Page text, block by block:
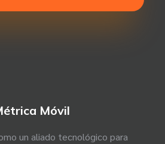
Móvil
un aliado tecnológico para